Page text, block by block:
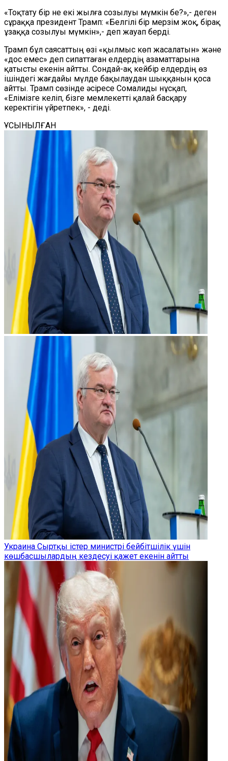
«Тоқтату бір не екі жылға созылуы мүмкін бе?»,- деген
сұраққа президент Трамп: «Белгілі бір мерзім жоқ, бірақ
ұзаққа созылуы мүмкін»,- деп жауап берді.
Трамп бұл саясаттың өзі «қылмыс көп жасалатын» және
«дос емес» деп сипаттаған елдердің азаматтарына
қатысты екенін айтты. Сондай-ақ кейбір елдердің өз
ішіндегі жағдайы мүлде бақылаудан шыққанын қоса
айтты. Трамп сөзінде әсіресе Сомалиды нұсқап,
«Елімізге келіп, бізге мемлекетті қалай басқару
керектігін үйретпек», - деді.
ҰСЫНЫЛҒАН
Украина Сыртқы істер министрі бейбітшілік үшін
көшбасшылардың кездесуі қажет екенін айтты